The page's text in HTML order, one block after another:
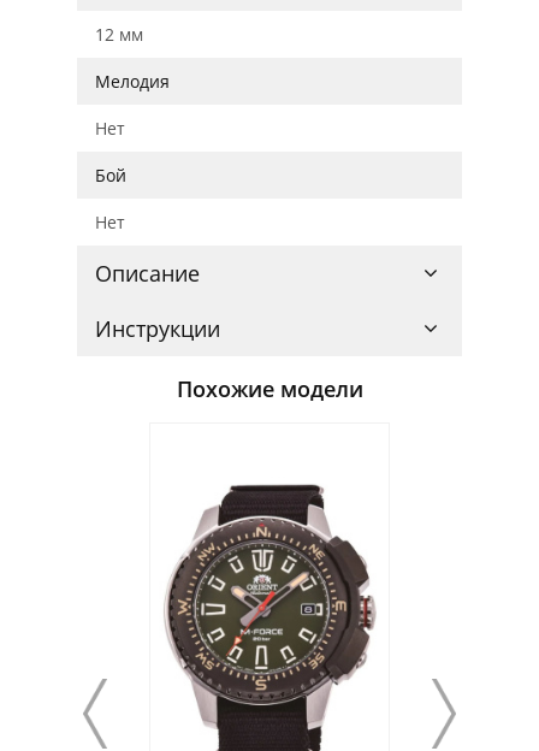
12 мм
Мелодия
Нет
Бой
Нет
Описание
Инструкции
Похожие модели